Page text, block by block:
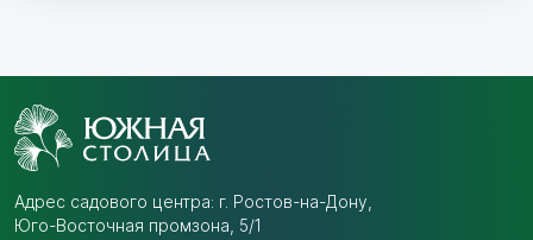
Адрес садового центра: г. Ростов-на-Дону,
Юго-Восточная промзона, 5/1